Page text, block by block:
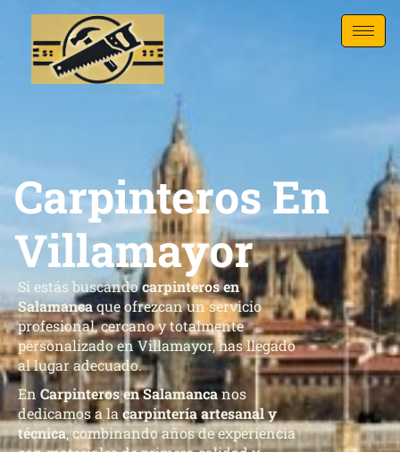
Carpinteros En
Villamayor
Si estás buscandocarpinteros en
Salamancaque ofrezcan un servicio
profesional, cercano y totalmente
personalizado en Villamayor, has llegado
al lugar adecuado.
En Carpinteros en Salamancanos
dedicamos a la carpintería artesanal y
técnica, combinando años de experiencia